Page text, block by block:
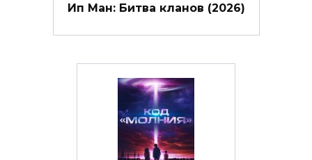
Ип Ман: Битва кланов (2026)